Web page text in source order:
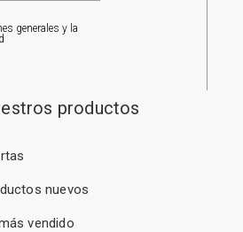
generales y la
productos
nuevos
vendido